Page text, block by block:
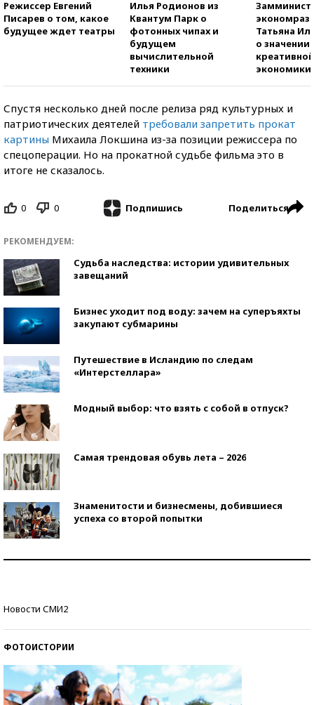
Режиссер Евгений
Писарев о том, какое
будущее ждет театры
Илья Родионов из
Квантум Парк о
фотонных чипах и
будущем
вычислительной
техники
Татьяна
о значении
креативной
экономики
Спустя несколько дней после релиза ряд культурных и
патриотических деятелей требовали запретить прокат
картины Михаила Локшина из-за позиции режиссера по
спецоперации. Но на прокатной судьбе фильма это в
итоге не сказалось.
0 0 Подпишись Поделиться
РЕКОМЕНДУЕМ:
Судьба наследства: истории удивительных
завещаний
Бизнес уходит под воду: зачем на суперъяхты
закупают субмарины
Путешествие в Исландию по следам
«Интерстеллара»
Модный выбор: что взять с собой в отпуск?
Самая трендовая обувь лета – 2026
Знаменитости и бизнесмены, добившиеся
успеха со второй попытки
Новости СМИ2
ФОТОИСТОРИИ